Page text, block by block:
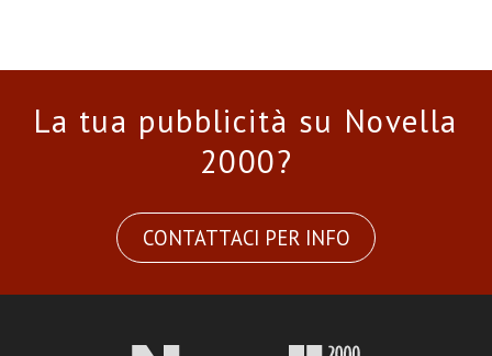
La tua pubblicità su Novella
2000?
CONTATTACI PER INFO